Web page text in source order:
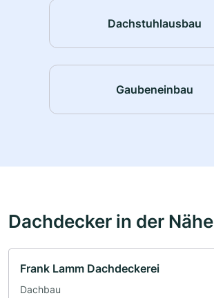
Dachstuhlausbau
Gaubeneinbau
Dachdecker in der Nähe
Frank Lamm Dachdeckerei
Dachbau